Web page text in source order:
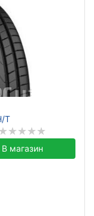
T
В магазин